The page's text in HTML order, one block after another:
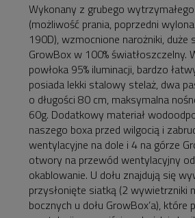
Wykonany z grubego
(możliwość prania, poprzedni
190D), wzmocnione narożniki, duże
GrowBox w 100% światłoszczelny.
powłoka 95% iluminacji, bardzo
posiada lekki stalowy stelaż, dwa
o długości 80 cm, maksymalna
60g. Dodatkowy materiał
naszego boxa przed wilgocią i
wentylacyjne na dole i 4 na górze
otwory na przewód wentylacyjny
okablowanie. U dołu znajdują się
przysłonięte siatką (2 wywietrzniki
bocznych u dołu GrowBox’a), które